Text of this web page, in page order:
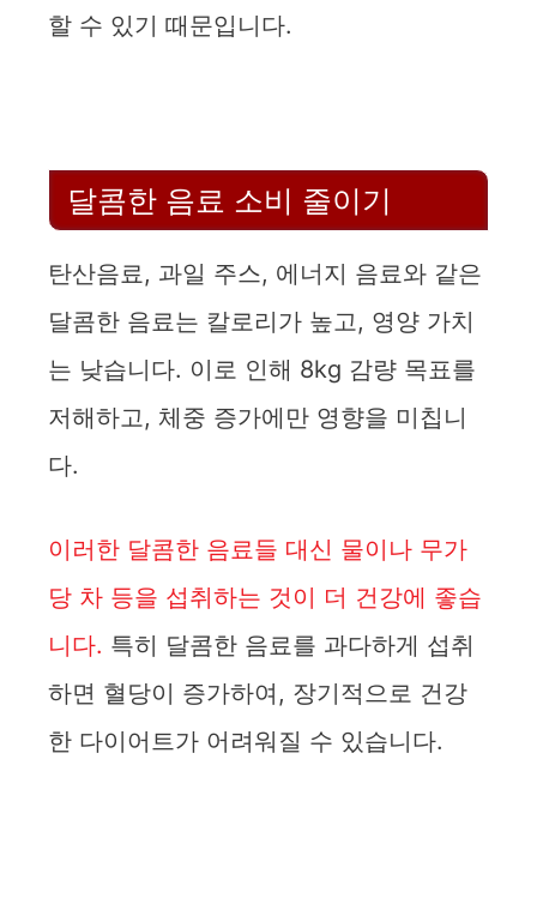
할 수 있기 때문입니다.
달콤한 음료 소비 줄이기
탄산음료, 과일 주스, 에너지 음료와 같은
달콤한 음료는 칼로리가 높고, 영양 가치
는 낮습니다. 이로 인해 8kg 감량 목표를
저해하고, 체중 증가에만 영향을 미칩니
다.
이러한 달콤한 음료들 대신 물이나 무가
당 차 등을 섭취하는 것이 더 건강에 좋습
니다. 특히 달콤한 음료를 과다하게 섭취
하면 혈당이 증가하여, 장기적으로 건강
한 다이어트가 어려워질 수 있습니다.